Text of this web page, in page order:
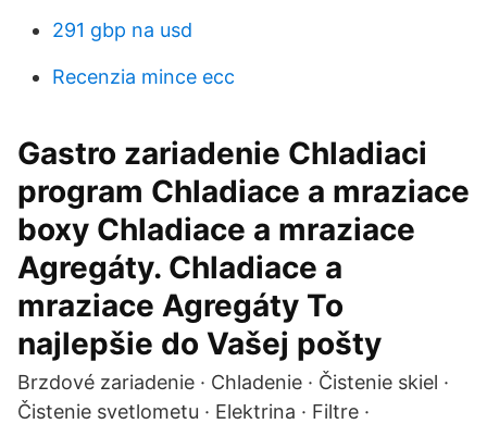
291 gbp na usd
Recenzia mince ecc
Gastro zariadenie Chladiaci
program Chladiace a mraziace
boxy Chladiace a mraziace
Agregáty. Chladiace a
mraziace Agregáty To
najlepšie do Vašej pošty
Brzdové zariadenie · Chladenie · Čistenie skiel ·
Čistenie svetlometu · Elektrina · Filtre ·